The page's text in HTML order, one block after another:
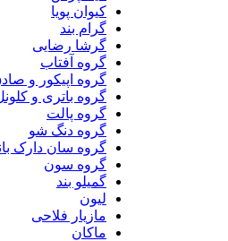
کیوان پویا
گرام بند
گرشا رضایی
گروه آفتاب
گروه اپیکور و صادق
گروه باتری و کلونل
گروه پالت
گروه دنگ شو
گروه سان دارک باند
گروه سون
گمیلو بند
مازیار فلاحی